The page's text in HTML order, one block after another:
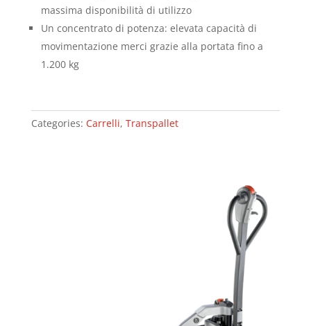
massima disponibilità di utilizzo
Un concentrato di potenza: elevata capacità di
movimentazione merci grazie alla portata fino a
1.200 kg
Categories: Carrelli, Transpallet